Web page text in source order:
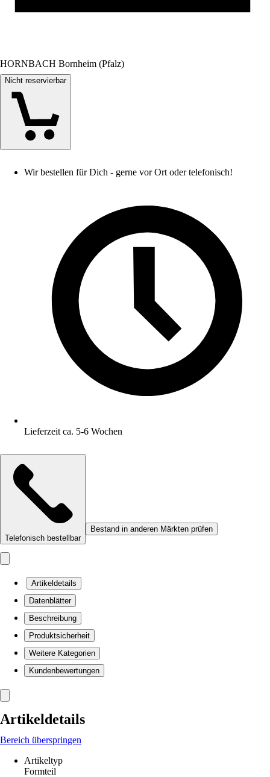
HORNBACH Bornheim (Pfalz)
Nicht reservierbar
Wir bestellen für Dich - gerne vor Ort oder telefonisch!
Lieferzeit ca. 5-6 Wochen
Telefonisch bestellbar
Bestand in anderen Märkten prüfen
Artikeldetails
Datenblätter
Beschreibung
Produktsicherheit
Weitere Kategorien
Kundenbewertungen
Artikeldetails
Bereich überspringen
Artikeltyp
Formteil